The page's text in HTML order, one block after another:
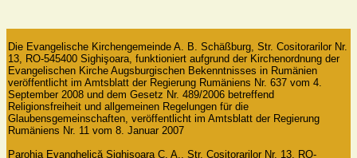
Die Evangelische Kirchengemeinde A. B. Schäßburg, Str. Cositorarilor Nr.
13, RO-545400 Sighişoara, funktioniert aufgrund der Kirchenordnung der
Evangelischen Kirche Augsburgischen Bekenntnisses in Rumänien
veröffentlicht im Amtsblatt der Regierung Rumäniens Nr. 637 vom 4.
September 2008 und dem Gesetz Nr. 489/2006 betreffend
Religionsfreiheit und allgemeinen Regelungen für die
Glaubensgemeinschaften, veröffentlicht im Amtsblatt der Regierung
Rumäniens Nr. 11 vom 8. Januar 2007
Parohia Evanghelică Sighişoara C. A., Str. Cositorarilor Nr. 13, RO-